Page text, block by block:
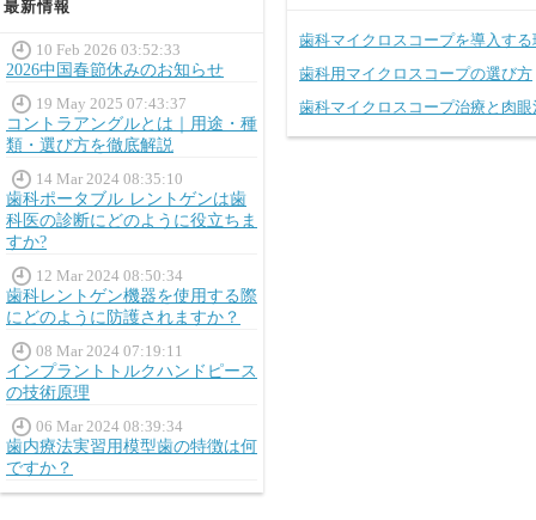
最新情報
10 Feb 2026 03:52:33
2026中国春節休みのお知らせ
19 May 2025 07:43:37
コントラアングルとは｜用途・種
類・選び方を徹底解説
14 Mar 2024 08:35:10
歯科ポータブル レントゲンは歯
科医の診断にどのように役立ちま
すか?
12 Mar 2024 08:50:34
歯科レントゲン機器を使用する際
にどのように防護されますか？
08 Mar 2024 07:19:11
インプラントトルクハンドピース
の技術原理
06 Mar 2024 08:39:34
歯内療法実習用模型歯の特徴は何
ですか？
歯科マイクロスコープを導入す
歯科用マイクロスコープの選び方
歯科マイクロスコープ治療と肉